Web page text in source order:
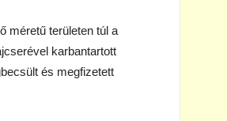
méretű területen túl a
karbantartott
és megfizetett